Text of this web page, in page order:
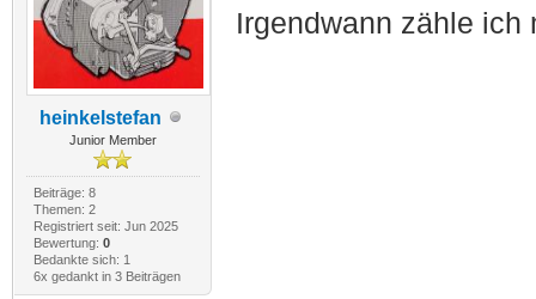
heinkelstefan
Junior Member
Beiträge: 8
Themen: 2
Registriert seit: Jun 2025
Bewertung: 0
Bedankte sich: 1
6x gedankt in 3 Beiträgen
Irgendwann zähle